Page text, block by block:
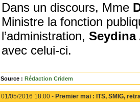
Dans un discours, Mme
Ministre la fonction
l’administration, Seydina
avec celui-ci.
Source : Rédaction Cridem
01/05/2016 18:00 - Premier mai : ITS, SMIG,